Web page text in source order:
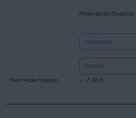
Presentación/Registros
Información
Tramitar